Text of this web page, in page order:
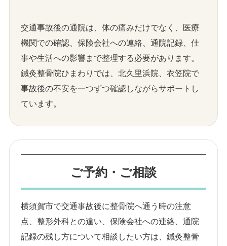
交通事故後の通院は、体の痛みだけでなく、医療
機関での確認、保険会社への連絡、通院記録、仕
事や生活への影響まで整理する必要があります。
鍼灸整骨院ひまわりでは、北久里浜院、衣笠院で
事故後の不安を一つずつ確認しながらサポートし
ています。
ご予約・ご相談
横須賀市で交通事故後に整骨院へ通う時の注意
点、整形外科との違い、保険会社への連絡、通院
記録の残し方について相談したい方は、鍼灸整骨